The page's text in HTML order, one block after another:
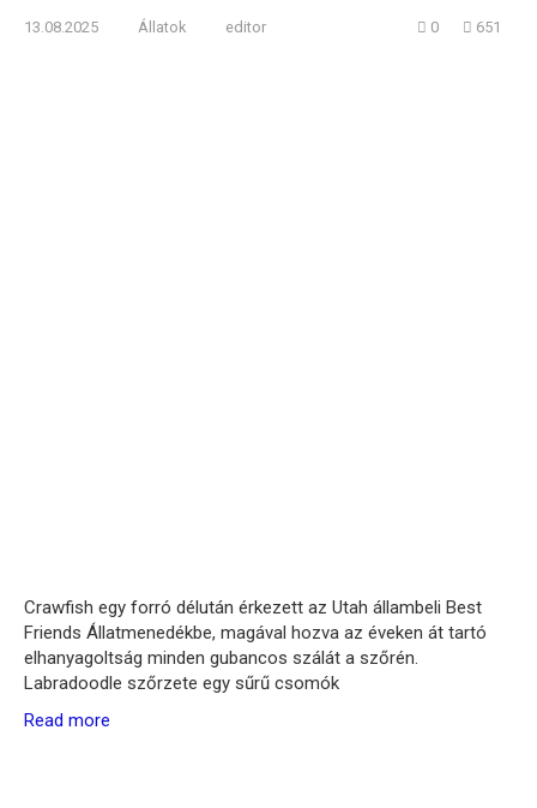
13.08.2025 Állatok editor 0 651
Crawfish egy forró délután érkezett az Utah állambeli Best
Friends Állatmenedékbe, magával hozva az éveken át tartó
elhanyagoltság minden gubancos szálát a szőrén.
Labradoodle szőrzete egy sűrű csomók
Read more